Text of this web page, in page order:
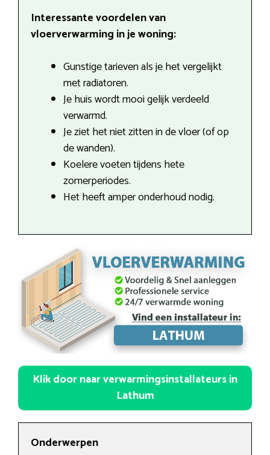
Interessante voordelen van
vloerverwarming in je woning:
Gunstige tarieven als je het vergelijkt
met radiatoren.
Je huis wordt mooi gelijk verdeeld
verwarmd.
Je ziet het niet zitten in de vloer (of op
de wanden).
Koelere voeten tijdens hete
zomerperiodes.
Het heeft amper onderhoud nodig.
Klik door naar verwarmingsinstallateurs in
Lathum
Onderwerpen